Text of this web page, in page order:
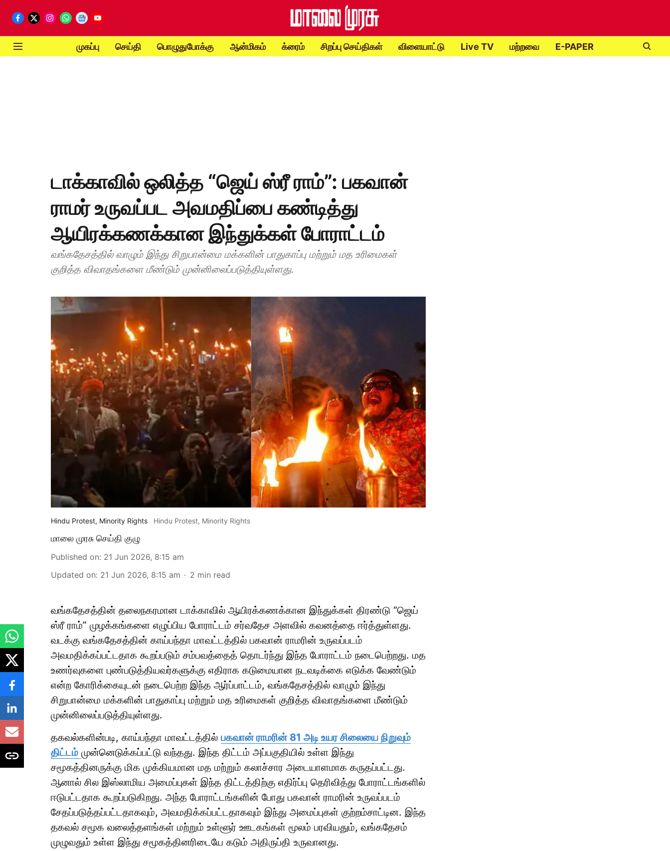
முகப்பு செய்தி பொழுதுபோக்கு ஆன்மிகம் க்ரைம் சிறப்பு செய்திகள் விளையாட்டு Live TV மற்றவை E-PAPER
டாக்காவில் ஒலித்த “ஜெய் ஸ்ரீ ராம்”: பகவான்
ராமர் உருவப்பட அவமதிப்பை கண்டித்து
ஆயிரக்கணக்கான இந்துக்கள் போராட்டம்
வங்கதேசத்தில் வாழும் இந்து சிறுபான்மை மக்களின் பாதுகாப்பு மற்றும் மத உரிமைகள்
குறித்த விவாதங்களை மீண்டும் முன்னிலைப்படுத்தியுள்ளது.
Hindu Protest, Minority Rights Hindu Protest, Minority Rights
மாலை முரசு செய்தி குழு
Published on: 21 Jun 2026, 8:15 am
Updated on: 21 Jun 2026, 8:15 am 2 min read
வங்கதேசத்தின் தலைநகரமான டாக்காவில் ஆயிரக்கணக்கான இந்துக்கள் திரண்டு “ஜெய்
ஸ்ரீ ராம்” முழக்கங்களை எழுப்பிய போராட்டம் சர்வதேச அளவில் கவனத்தை ஈர்த்துள்ளது.
வடக்கு வங்கதேசத்தின் காய்பந்தா மாவட்டத்தில் பகவான் ராமரின் உருவப்படம்
அவமதிக்கப்பட்டதாக கூறப்படும் சம்பவத்தைத் தொடர்ந்து இந்த போராட்டம் நடைபெற்றது. மத
உணர்வுகளை புண்படுத்தியவர்களுக்கு எதிராக கடுமையான நடவடிக்கை எடுக்க வேண்டும்
என்ற கோரிக்கையுடன் நடைபெற்ற இந்த ஆர்ப்பாட்டம், வங்கதேசத்தில் வாழும் இந்து
சிறுபான்மை மக்களின் பாதுகாப்பு மற்றும் மத உரிமைகள் குறித்த விவாதங்களை மீண்டும்
முன்னிலைப்படுத்தியுள்ளது.
தகவல்களின்படி, காய்பந்தா மாவட்டத்தில் பகவான் ராமரின் 81 அடி உயர சிலையை நிறுவும்
திட்டம் முன்னெடுக்கப்பட்டு வந்தது. இந்த திட்டம் அப்பகுதியில் உள்ள இந்து
சமூகத்தினருக்கு மிக முக்கியமான மத மற்றும் கலாச்சார அடையாளமாக கருதப்பட்டது.
ஆனால் சில இஸ்லாமிய அமைப்புகள் இந்த திட்டத்திற்கு எதிர்ப்பு தெரிவித்து போராட்டங்களில்
ஈடுபட்டதாக கூறப்படுகிறது. அந்த போராட்டங்களின் போது பகவான் ராமரின் உருவப்படம்
சேதப்படுத்தப்பட்டதாகவும், அவமதிக்கப்பட்டதாகவும் இந்து அமைப்புகள் குற்றம்சாட்டின. இந்த
தகவல் சமூக வலைத்தளங்கள் மற்றும் உள்ளூர் ஊடகங்கள் மூலம் பரவியதும், வங்கதேசம்
முழுவதும் உள்ள இந்து சமூகத்தினரிடையே கடும் அதிருப்தி உருவானது.